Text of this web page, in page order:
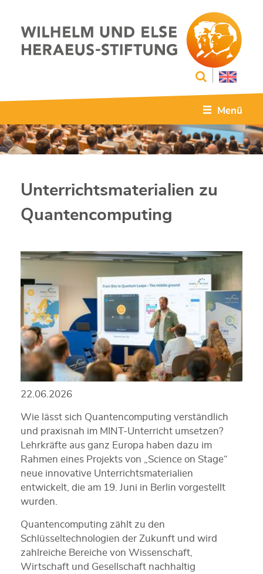
Menü
Unterrichtsmaterialien zu
Quantencomputing
22.06.2026
Wie lässt sich Quantencomputing verständlich
und praxisnah im MINT-Unterricht umsetzen?
Lehrkräfte aus ganz Europa haben dazu im
Rahmen eines Projekts von „Science on Stage“
neue innovative Unterrichtsmaterialien
entwickelt, die am 19. Juni in Berlin vorgestellt
wurden.
Quantencomputing zählt zu den
Schlüsseltechnologien der Zukunft und wird
zahlreiche Bereiche von Wissenschaft,
Wirtschaft und Gesellschaft nachhaltig